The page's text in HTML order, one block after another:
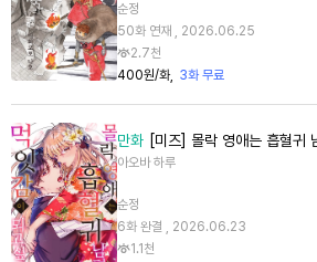
순정
50화 연재 , 2026.06.25
2.7천
400원/화
3화 무료
만화 [미즈] 몰락 영애는 흡혈귀
아오바 하루
순정
6화 완결 , 2026.06.23
1.1천